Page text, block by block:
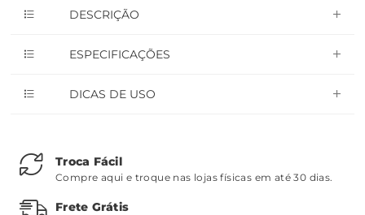
DESCRIÇÃO
ESPECIFICAÇÕES
DICAS DE USO
Troca Fácil
Compre aqui e troque nas lojas físicas em até 30 dias.
Frete Grátis